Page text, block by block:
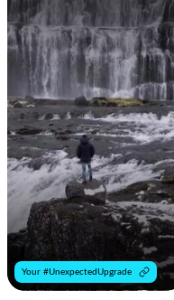
Your #UnexpectedUpgrade